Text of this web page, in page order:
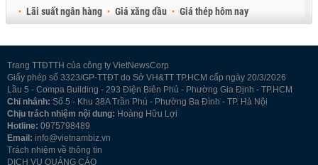
Lãi suất ngân hàng
Giá xăng dầu
Giá thép hôm nay
Trang TTĐTTH của công ty VietNewsCorp
Giấy phép số 3323/GP-TTĐT do Sở VH&TT TP.HCM cấp ngày 20/3/2026
Lầu 5 - Compa Building - 293 Điện Biên Phủ - Phường Gia Định - TP.HCM
Chi nhánh: Số 5 - Khu 38A Trần Phú - Phường Ba Đình - TP. Hà Nội
Chịu trách nhiệm nội dung: Hoàng Hữu Lợi
Hotline: 0975798489
Email: info@vietnambiz.vn
Trách nhiệm về thông tin
DỊCH VỤ QUẢNG CÁO